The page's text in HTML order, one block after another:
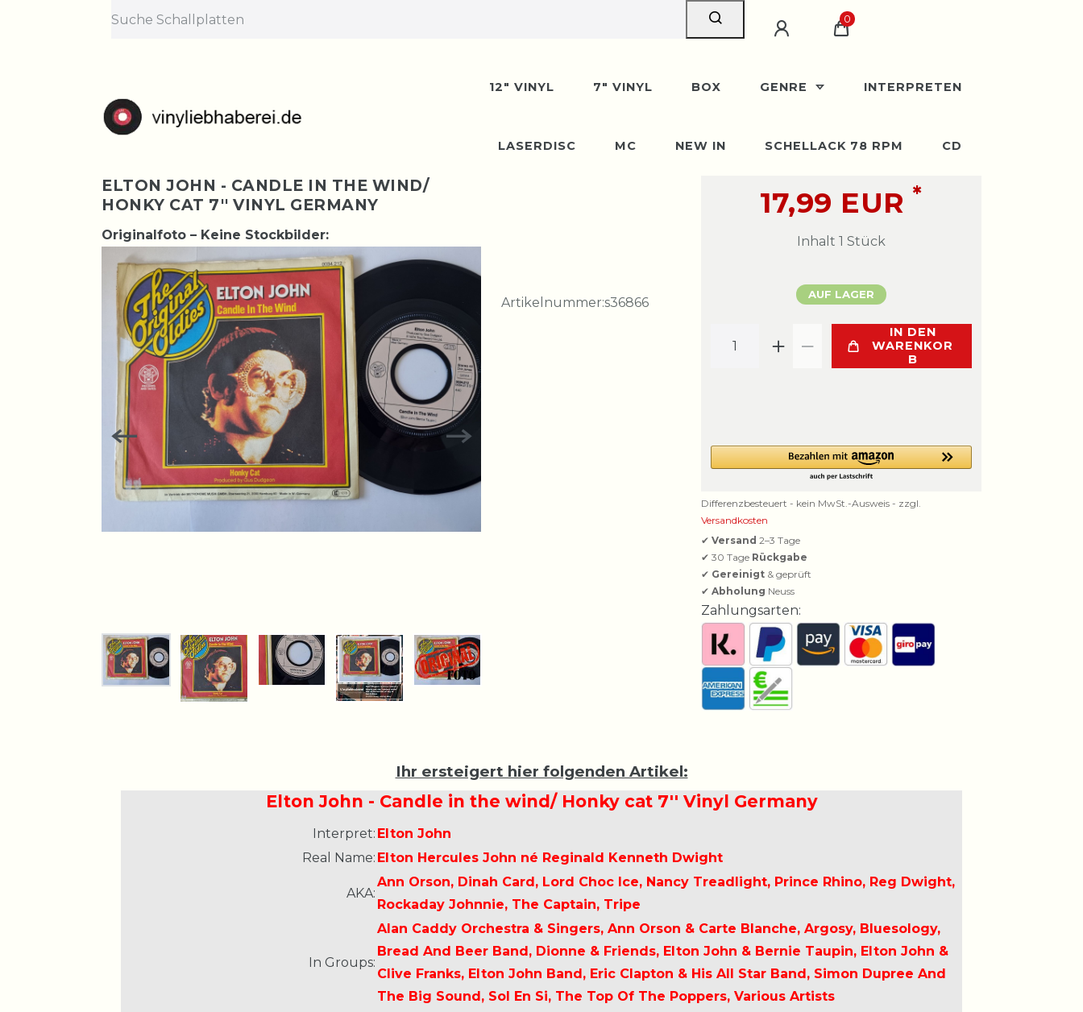
0
12" VINYL 7" VINYL BOX GENRE INTERPRETEN
LASERDISC MC NEW IN SCHELLACK 78 RPM CD
ELTON JOHN - CANDLE IN THE WIND/
HONKY CAT 7'' VINYL GERMANY
Originalfoto – Keine Stockbilder:
Artikelnummer:s36866
17,99 EUR*
Inhalt 1 Stück
AUF LAGER
IN DEN
WARENKOR
B
Differenzbesteuert - kein MwSt.-Ausweis - zzgl.
Versandkosten
✔ Versand 2–3 Tage
✔ 30 Tage Rückgabe
✔ Gereinigt & geprüft
✔ Abholung Neuss
Zahlungsarten:
Ihr ersteigert hier folgenden Artikel:
Elton John - Candle in the wind/ Honky cat 7'' Vinyl Germany
Interpret: Elton John
Real Name: Elton Hercules John né Reginald Kenneth Dwight
AKA:
Ann Orson, Dinah Card, Lord Choc Ice, Nancy Treadlight, Prince Rhino, Reg Dwight,
Rockaday Johnnie, The Captain, Tripe
In Groups:
Alan Caddy Orchestra & Singers, Ann Orson & Carte Blanche, Argosy, Bluesology,
Bread And Beer Band, Dionne & Friends, Elton John & Bernie Taupin, Elton John &
Clive Franks, Elton John Band, Eric Clapton & His All Star Band, Simon Dupree And
The Big Sound, Sol En Si, The Top Of The Poppers, Various Artists